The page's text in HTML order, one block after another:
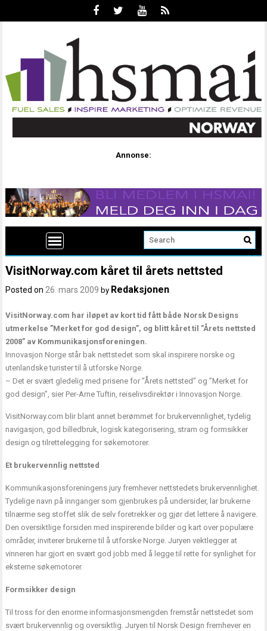
Annonse:
VisitNorway.com kåret til årets nettsted
Posted on26. mars 2009 by Redaksjonen
VisitNorway.com har iløpet av kort tid fått både Norsk Designs
utmerkelse ”Merket for god design”, og blitt kåret til ”Årets nettsted
2008” av Kommunikasjonsforeningen.
Innovasjon Norge står bak nettstedet som skal inspirere norske og
utenlandske turister til å utforske Norge.
– Det er svært gledelig med prisene for ”Årets nettsted” og ”Merket for
god design”, sier Per-Arne Tuftin, reiselivsdirektør i Innovasjon Norge.
VisitNorway.com blir blant annet berømmet for brukervennlighet, tydelig
navigasjon, god billedbruk, logisk kategorisering, stram og formsikker
design og tilrettelegging for søkemotorer.
Et brukervennlig nettsted
Kommunikasjonsforeningens jury fremhever nettstedets brukervennlighet.
Tydelige navn på innganger som gjenbrukes på undersider, lar brukerne
tilnærme seg stoffet slik de selv foretrekker og gjør det lettere å navigere.
Den oversiktlige forsiden med inspirerende bilder og kart over populære
områder, inviterer brukerne til å utforske Norge. Juryen vektlegger at
vinneren har gjort en svært god jobb med å legge til rette for synlighet for
eksterne søkemotorer.
Formsikker design
Til tross for den enorme informasjonsmengden fremstår nettstedet som
svært brukervennlig og oversiktlig. Juryen til Norsk Design fremhever en